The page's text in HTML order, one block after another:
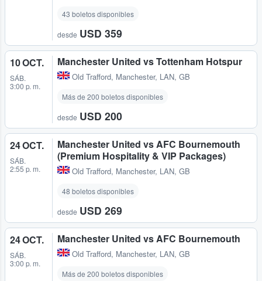
43 boletos disponibles
desde USD 359
10 OCT.
SÁB.
3:00 p. m.
Manchester United vs Tottenham Hotspur
Old Trafford, Manchester, LAN, GB
Más de 200 boletos disponibles
desde USD 200
24 OCT.
SÁB.
2:55 p. m.
Manchester United vs AFC Bournemouth
(Premium Hospitality & VIP Packages)
Old Trafford, Manchester, LAN, GB
48 boletos disponibles
desde USD 269
24 OCT.
SÁB.
3:00 p. m.
Manchester United vs AFC Bournemouth
Old Trafford, Manchester, LAN, GB
Más de 200 boletos disponibles